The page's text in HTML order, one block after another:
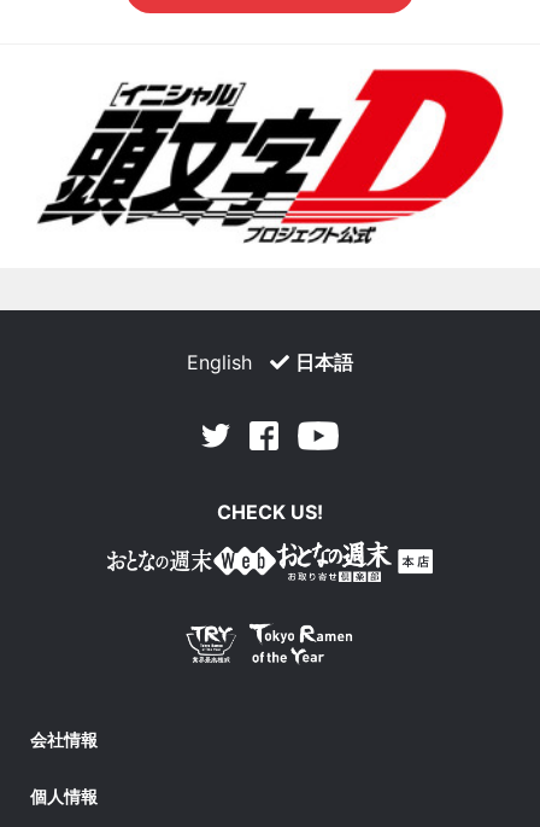
English 日本語
Twitter Facebook
CHECK US!
会社情報
個人情報